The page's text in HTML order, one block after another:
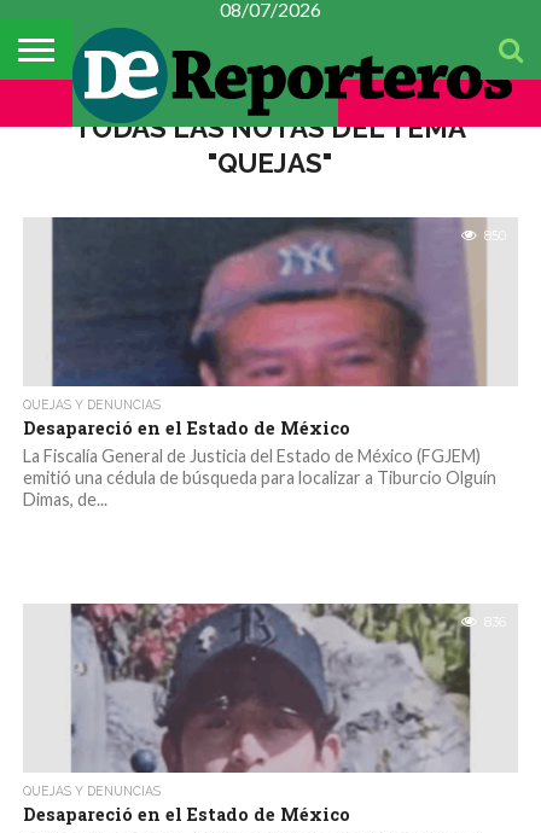
TEMAS
DEL
#CONSTITUYENTE
MÉXICO
METROPOLI
POLICIACA
ESPECTÁCULOS
CULTURA
FINANZAS
CIENCIA Y
TECNOLOGÍA
MUJER
08/07/2026
TODAS LAS NOTAS DEL TEMA
"QUEJAS"
850
QUEJAS Y DENUNCIAS
Desapareció en el Estado de México
La Fiscalía General de Justicia del Estado de México (FGJEM)
emitió una cédula de búsqueda para localizar a Tiburcio Olguín
Dimas, de...
836
QUEJAS Y DENUNCIAS
Desapareció en el Estado de México